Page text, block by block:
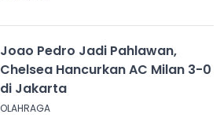
Joao Pedro Jadi Pahlawan,
Chelsea Hancurkan AC Milan 3-0
di Jakarta
OLAHRAGA